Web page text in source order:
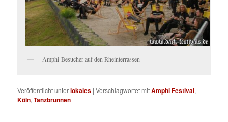
Amphi-Besucher auf den Rheinterrassen
Veröffentlicht unterlokales |Verschlagwortet mitAmphi Festival,
Köln,Tanzbrunnen